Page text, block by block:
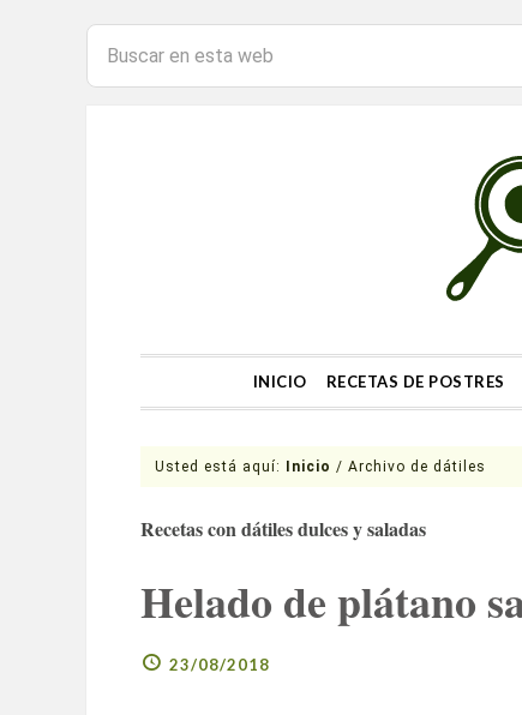
INICIO RECETAS DE POSTRES
Usted está aquí: Inicio / Archivo de dátiles
Recetas con dátiles dulces y saladas
Helado de plátano
23/08/2018